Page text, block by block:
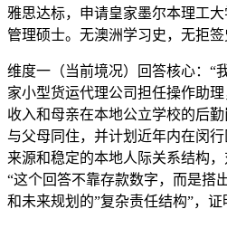
雅思达标，申请皇家墨尔本理工
管理硕士。无澳洲学习史，无拒签
维度一（当前境况）回答核心：“
家小型货运代理公司担任操作助
收入和母亲在本地公立学校的后
与父母同住，并计划近年内在闵
来源和稳定的本地人际关系结构，
“这个回答不靠存款数字，而是搭
和未来规划的”复杂责任结构”，证